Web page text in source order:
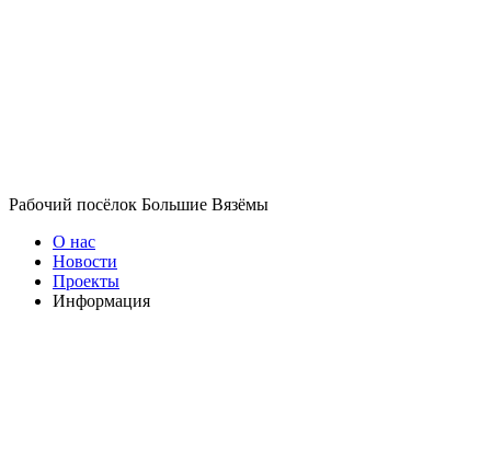
Рабочий посёлок Большие Вязёмы
О нас
Новости
Проекты
Информация